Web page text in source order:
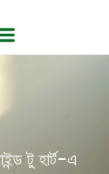
টু হার্ট-এ